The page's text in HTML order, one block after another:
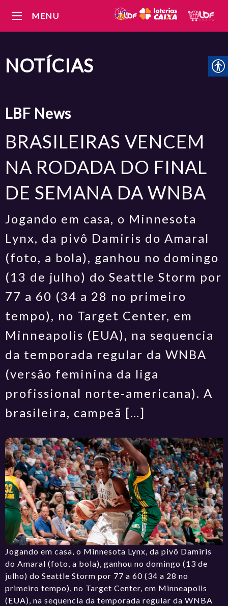
MENU
NOTÍCIAS
LBF News
BRASILEIRAS VENCEM
NA RODADA DO FINAL
DE SEMANA DA WNBA
Jogando em casa, o Minnesota
Lynx, da pivô Damiris do Amaral
(foto, a bola), ganhou no domingo
(13 de julho) do Seattle Storm por
77 a 60 (34 a 28 no primeiro
tempo), no Target Center, em
Minneapolis (EUA), na sequencia
da temporada regular da WNBA
(versão feminina da liga
profissional norte-americana). A
brasileira, campeã […]
Jogando em casa, o Minnesota Lynx, da pivô Damiris
do Amaral (foto, a bola), ganhou no domingo (13 de
julho) do Seattle Storm por 77 a 60 (34 a 28 no
primeiro tempo), no Target Center, em Minneapolis
(EUA), na sequencia da temporada regular da WNBA